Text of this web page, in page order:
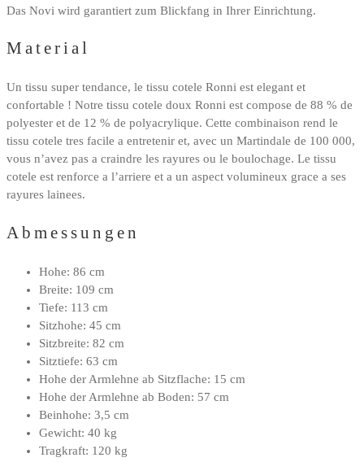
Das Novi wird garantiert zum Blickfang in Ihrer Einrichtung.
Material
Un tissu super tendance, le tissu cotele Ronni est elegant et
confortable ! Notre tissu cotele doux Ronni est compose de 88 % de
polyester et de 12 % de polyacrylique. Cette combinaison rend le
tissu cotele tres facile a entretenir et, avec un Martindale de 100 000,
vous n’avez pas a craindre les rayures ou le boulochage. Le tissu
cotele est renforce a l’arriere et a un aspect volumineux grace a ses
rayures lainees.
Abmessungen
Hohe: 86 cm
Breite: 109 cm
Tiefe: 113 cm
Sitzhohe: 45 cm
Sitzbreite: 82 cm
Sitztiefe: 63 cm
Hohe der Armlehne ab Sitzflache: 15 cm
Hohe der Armlehne ab Boden: 57 cm
Beinhohe: 3,5 cm
Gewicht: 40 kg
Tragkraft: 120 kg